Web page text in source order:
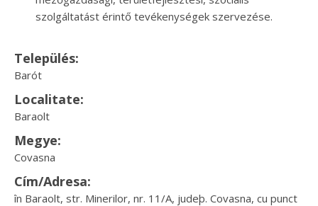
szolgáltatást érintő tevékenységek szervezése.
Település:
Barót
Localitate:
Baraolt
Megye:
Covasna
Cím/Adresa:
în Baraolt, str. Minerilor, nr. 11/A, judeþ. Covasna, cu punct